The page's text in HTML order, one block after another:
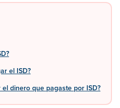
el ISD?
dinero que pagaste por ISD?